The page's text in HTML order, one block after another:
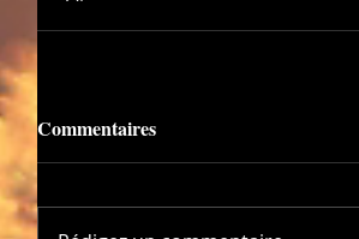
Commentaires